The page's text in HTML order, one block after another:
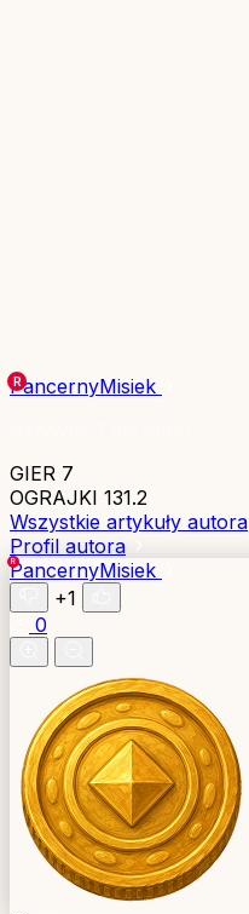
PancernyMisiek
GIER 7
OGRAJKI 131.2
Wszystkie artykuły autora
Profil autora
PancernyMisiek
+1
0